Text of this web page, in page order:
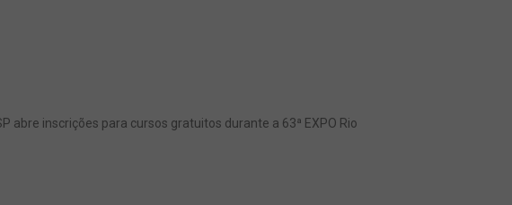
abre inscrições para cursos gratuitos durante a 63ª EXPO Rio